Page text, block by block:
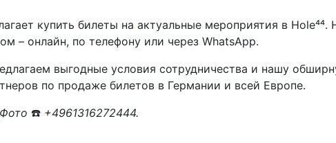
купить билеты на актуальные мероприятия в Hole⁴⁴.
– онлайн, по телефону или через WhatsApp.
выгодные условия сотрудничества и нашу
по продаже билетов в Германии и всей Европе.
Фото ☎️ +4961316272444.